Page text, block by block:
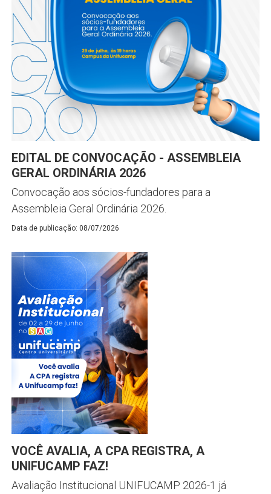
EDITAL DE CONVOCAÇÃO - ASSEMBLEIA
GERAL ORDINÁRIA 2026
Convocação aos sócios-fundadores para a
Assembleia Geral Ordinária 2026.
Data de publicação: 08/07/2026
VOCÊ AVALIA, A CPA REGISTRA, A
UNIFUCAMP FAZ!
Avaliação Institucional UNIFUCAMP 2026-1 já